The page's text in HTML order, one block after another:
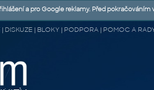
DISKUZE | BLOKY | PODPORA | POMOC A
a pro Google reklamy. Před